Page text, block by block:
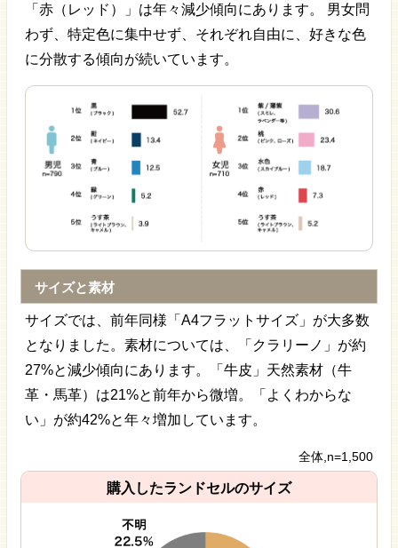
「赤（レッド）」は年々減少傾向にあります。 男女問
わず、特定色に集中せず、それぞれ自由に、好きな色
に分散する傾向が続いています。
サイズと素材
サイズでは、前年同様「A4フラットサイズ」が大多数
となりました。素材については、「クラリーノ」が約
27%と減少傾向にあります。「牛皮」天然素材（牛
革・馬革）は21%と前年から微増。「よくわからな
い」が約42%と年々増加しています。
全体,n=1,500
購入したランドセルのサイズ